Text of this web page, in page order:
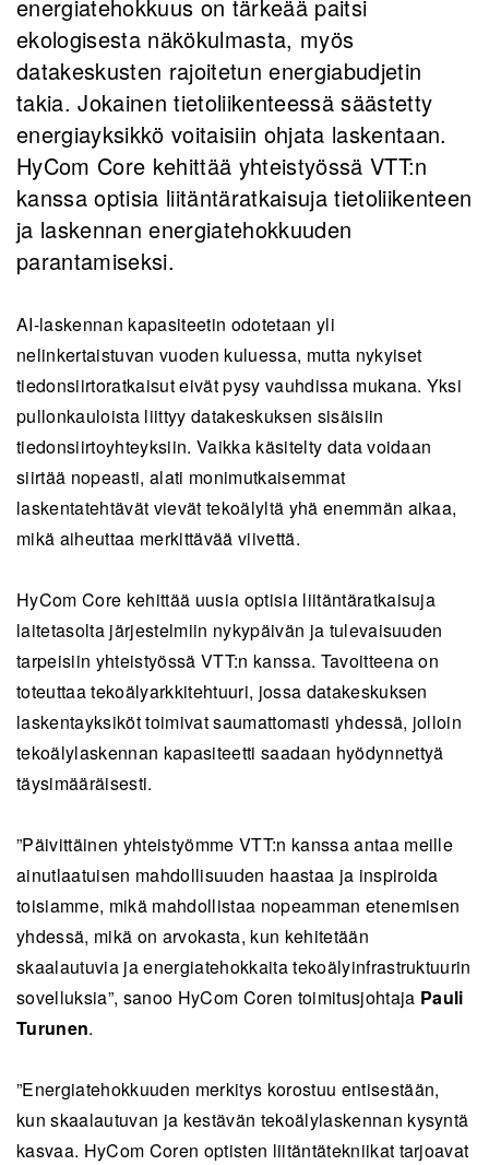
energiatehokkuus on tärkeää paitsi
ekologisesta näkökulmasta, myös
datakeskusten rajoitetun energiabudjetin
takia. Jokainen tietoliikenteessä säästetty
energiayksikkö voitaisiin ohjata laskentaan.
HyCom Core kehittää yhteistyössä VTT:n
kanssa optisia liitäntäratkaisuja tietoliikenteen
ja laskennan energiatehokkuuden
parantamiseksi.
AI-laskennan kapasiteetin odotetaan yli
nelinkertaistuvan vuoden kuluessa, mutta nykyiset
tiedonsiirtoratkaisut eivät pysy vauhdissa mukana. Yksi
pullonkauloista liittyy datakeskuksen sisäisiin
tiedonsiirtoyhteyksiin. Vaikka käsitelty data voidaan
siirtää nopeasti, alati monimutkaisemmat
laskentatehtävät vievät tekoälyltä yhä enemmän aikaa,
mikä aiheuttaa merkittävää viivettä.
HyCom Core kehittää uusia optisia liitäntäratkaisuja
laitetasolta järjestelmiin nykypäivän ja tulevaisuuden
tarpeisiin yhteistyössä VTT:n kanssa. Tavoitteena on
toteuttaa tekoälyarkkitehtuuri, jossa datakeskuksen
laskentayksiköt toimivat saumattomasti yhdessä, jolloin
tekoälylaskennan kapasiteetti saadaan hyödynnettyä
täysimääräisesti.
”Päivittäinen yhteistyömme VTT:n kanssa antaa meille
ainutlaatuisen mahdollisuuden haastaa ja inspiroida
toisiamme, mikä mahdollistaa nopeamman etenemisen
yhdessä, mikä on arvokasta, kun kehitetään
skaalautuvia ja energiatehokkaita tekoälyinfrastruktuurin
sovelluksia”, sanoo HyCom Coren toimitusjohtaja Pauli
Turunen.
”Energiatehokkuuden merkitys korostuu entisestään,
kun skaalautuvan ja kestävän tekoälylaskennan kysyntä
kasvaa. HyCom Coren optisten liitäntätekniikat tarjoavat